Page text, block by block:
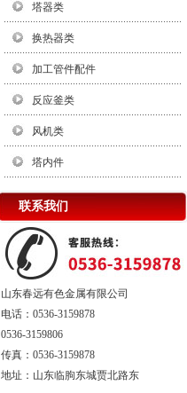
塔器类
换热器类
加工管件配件
反应釜类
风机类
塔内件
联系我们
山东春远有色金属有限公司
电话：0536-3159878
0536-3159806
传真：0536-3159878
地址：山东临朐东城贾北路东